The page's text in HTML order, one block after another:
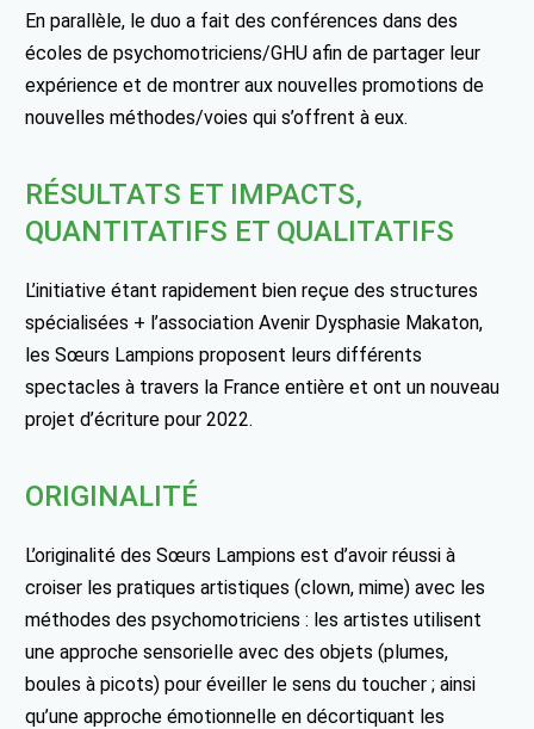
En parallèle, le duo a fait des conférences dans des
écoles de psychomotriciens/GHU afin de partager leur
expérience et de montrer aux nouvelles promotions de
nouvelles méthodes/voies qui s’offrent à eux.
RÉSULTATS ET IMPACTS,
QUANTITATIFS ET QUALITATIFS
L’initiative étant rapidement bien reçue des structures
spécialisées + l’association Avenir Dysphasie Makaton,
les Sœurs Lampions proposent leurs différents
spectacles à travers la France entière et ont un nouveau
projet d’écriture pour 2022.
ORIGINALITÉ
L’originalité des Sœurs Lampions est d’avoir réussi à
croiser les pratiques artistiques (clown, mime) avec les
méthodes des psychomotriciens : les artistes utilisent
une approche sensorielle avec des objets (plumes,
boules à picots) pour éveiller le sens du toucher ; ainsi
qu’une approche émotionnelle en décortiquant les